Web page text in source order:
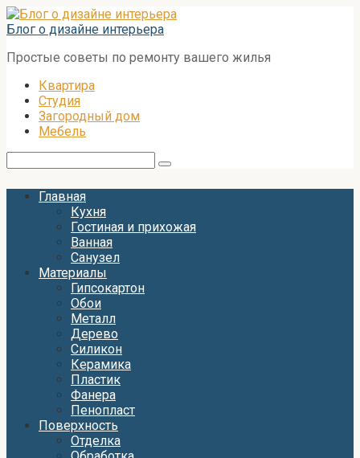
Перейти
к
Блог о дизайне интерьера
Простые советы по ремонту вашего жилья
Квартира
Студия
Загородный дом
Мебель
Главная
Кухня
Гостиная и прихожая
Ванная
Санузел
Материалы
Гипсокартон
Обои
Металл
Дерево
Силикон
Керамика
Пластик
Фанера
Пенопласт
Поверхность
Отделка